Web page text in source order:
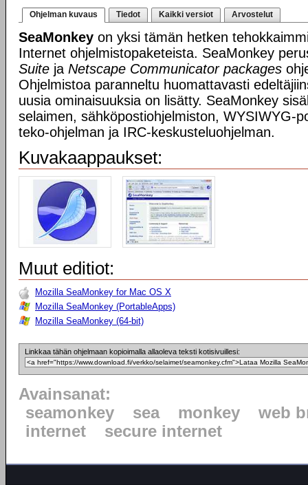
Ohjelman kuvaus Tiedot Kaikki versiot Arvostelut
SeaMonkey on yksi tämän hetken
Internet ohjelmistopaketeista. SeaMonkey
Suite ja Netscape Communicator packages
Ohjelmistoa paranneltu huomattavasti
uusia ominaisuuksia on lisätty. SeaMonkey
selaimen, sähköpostiohjelmiston, WYSIWYG-
teko-ohjelman ja IRC-keskusteluohjelman.
Kuvakaappaukset:
Muut editiot:
Mozilla SeaMonkey for Mac OS X
Mozilla SeaMonkey (PortableApps)
Mozilla SeaMonkey (64-bit)
Linkkaa tähän ohjelmaan kopioimalla allaoleva teksti kotisivuillesi:
Avainsanat:
seamonkey
sea monkey
web
internet
secure internet